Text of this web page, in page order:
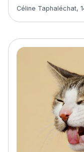
Article rédigé par
Céline Taphaléchat,